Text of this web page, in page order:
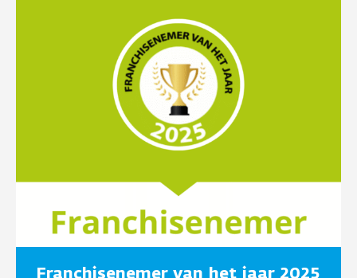
Franchisenemer van het jaar 2025